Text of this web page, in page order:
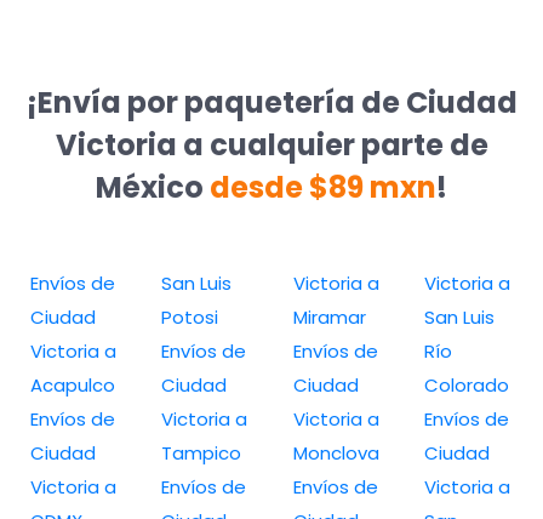
¡Envía por paquetería de Ciudad
Victoria a cualquier parte de
México desde $89 mxn!
Envíos de
Ciudad
Victoria a
Acapulco
Envíos de
Ciudad
Victoria a
San Luis
Potosi
Envíos de
Ciudad
Victoria a
Tampico
Envíos de
Victoria a
Miramar
Envíos de
Ciudad
Victoria a
Monclova
Envíos de
Victoria a
San Luis
Río
Colorado
Envíos de
Ciudad
Victoria a